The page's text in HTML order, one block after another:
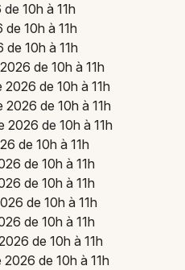
10h à 11h
10h à 11h
10h à 11h
de 10h à 11h
2026 de 10h à 11h
2026 de 10h à 11h
2026 de 10h à 11h
de 10h à 11h
de 10h à 11h
de 10h à 11h
de 10h à 11h
de 10h à 11h
de 10h à 11h
de 10h à 11h